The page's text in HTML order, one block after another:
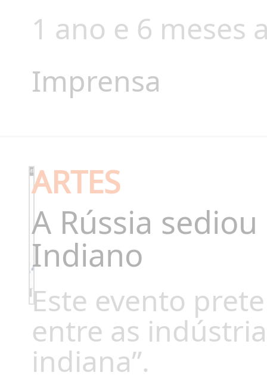
1 ano e 6 meses
Imprensa
ARTES
A Rússia
Indiano
Este evento
entre as
indiana”.